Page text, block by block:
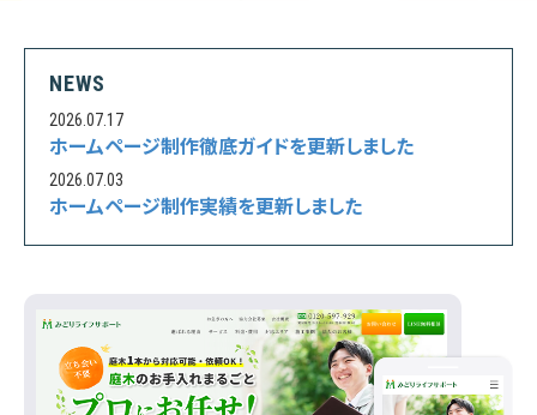
NEWS
2026.07.17
ホームページ制作徹底ガイドを更新しました
2026.07.03
ホームページ制作実績を更新しました